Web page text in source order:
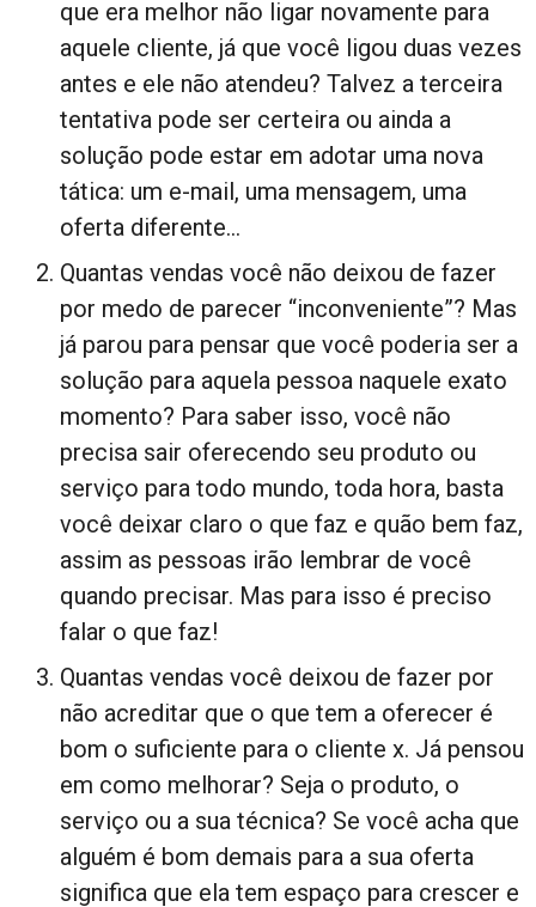
que era melhor não ligar novamente para
aquele cliente, já que você ligou duas vezes
antes e ele não atendeu? Talvez a terceira
tentativa pode ser certeira ou ainda a
solução pode estar em adotar uma nova
tática: um e-mail, uma mensagem, uma
oferta diferente…
Quantas vendas você não deixou de fazer
por medo de parecer “inconveniente”? Mas
já parou para pensar que você poderia ser a
solução para aquela pessoa naquele exato
momento? Para saber isso, você não
precisa sair oferecendo seu produto ou
serviço para todo mundo, toda hora, basta
você deixar claro o que faz e quão bem faz,
assim as pessoas irão lembrar de você
quando precisar. Mas para isso é preciso
falar o que faz!
Quantas vendas você deixou de fazer por
não acreditar que o que tem a oferecer é
bom o suficiente para o cliente x. Já pensou
em como melhorar? Seja o produto, o
serviço ou a sua técnica? Se você acha que
alguém é bom demais para a sua oferta
significa que ela tem espaço para crescer e